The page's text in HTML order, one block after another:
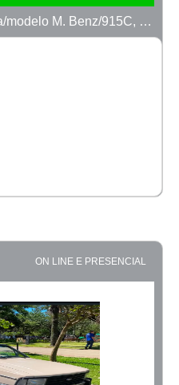
LOTE 08 - APK3141, marca/modelo M. Benz/915C, ano 2007/2008
ON LINE E PRESENCIAL